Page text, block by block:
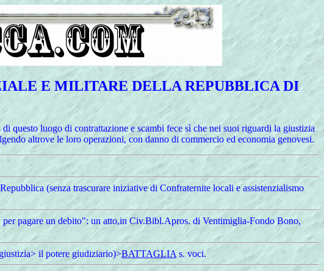
E MILITARE DELLA REPUBBLICA DI
luogo di contrattazione e scambi fece sì che nei suoi riguardi la giustizia
altrove le loro operazioni, con danno di commercio ed economia genovesi.
(senza trascurare iniziative di Confraternite locali e assistenzialismo
pagare un debito": un atto,in Civ.Bibl.Apros. di Ventimiglia-Fondo Bono,
il potere giudiziario)>BATTAGLIA s. voci.